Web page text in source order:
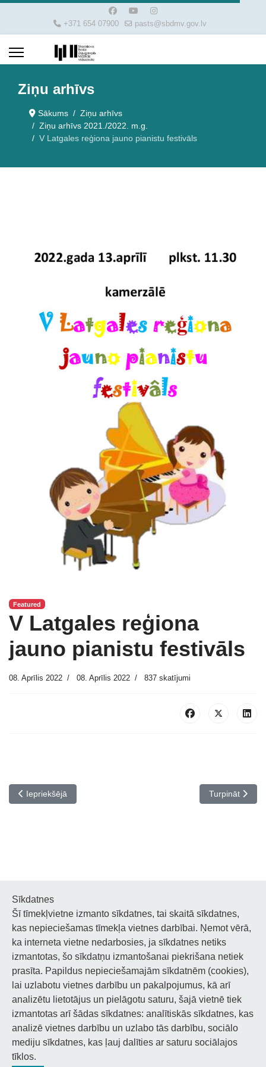
+371 654 07900 pasts@sbdmv.gov.lv
Ziņu arhīvs
Sākums
Ziņu arhīvs
Ziņu arhīvs 2021./2022. m.g.
V Latgales reģiona jauno pianistu festivāls
Featured
V Latgales reģiona
jauno pianistu festivāls
08. Aprīlis 2022 08. Aprīlis 2022 837 skatījumi
Iepriekšējais raksts: Apsveicam II Starptautiskā Oskara Stroka
Iepriekšējā Nākamais
Turpināt
Noderīgi
Privātuma politika
Sīkdatņu privātuma politika
Piekļūstamība
Sīkdatnes
Šī tīmekļvietne izmanto sīkdatnes, tai skaitā sīkdatnes,
kas nepieciešamas tīmekļa vietnes darbībai. Ņemot vērā,
ka interneta vietne nedarbosies, ja sīkdatnes netiks
izmantotas, šo sīkdatņu izmantošanai piekrišana netiek
prasīta. Papildus nepieciešamajām sīkdatnēm (cookies),
lai uzlabotu vietnes darbību un pakalpojumus, kā arī
analizētu lietotājus un pielāgotu saturu, šajā vietnē tiek
izmantotas arī šādas sīkdatnes: analītiskās sīkdatnes, kas
analizē vietnes darbību un uzlabo tās darbību, sociālo
mediju sīkdatnes, kas ļauj dalīties ar saturu sociālajos
tīklos.